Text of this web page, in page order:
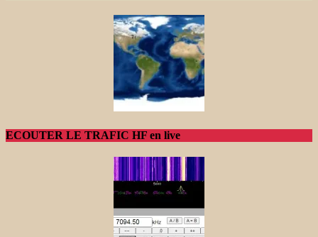
ECOUTER LE TRAFIC HF en live